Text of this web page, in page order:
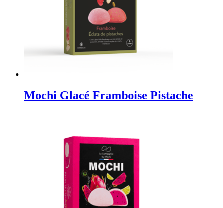
Mochi Glacé Framboise Pistache